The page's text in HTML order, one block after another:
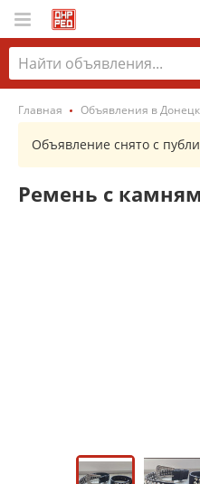
Главная Объявления в
Объявление снято с
Ремень с